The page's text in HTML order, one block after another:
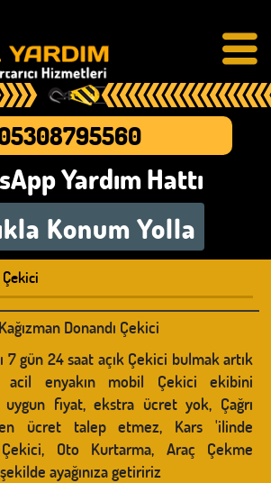
Yardım Hattı
Konum Yolla
Donandı Çekici
7 gün 24 saat açık Çekici bulmak artık
enyakın mobil Çekici ekibini
fiyat, ekstra ücret yok, Çağrı
ücret talep etmez, Kars 'ilinde
Oto Kurtarma, Araç Çekme
ayağınıza getiririz